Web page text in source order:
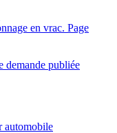
en vrac. Page
demande publiée
automobile